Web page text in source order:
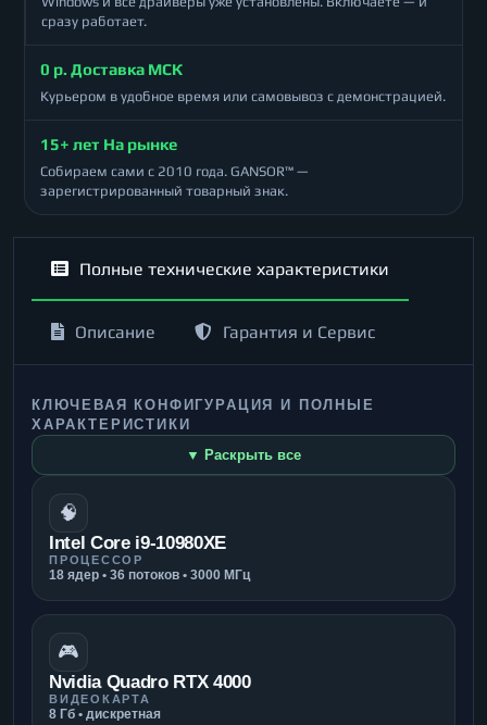
сразу работает.
0 р. Доставка МСК
Курьером в удобное время или самовывоз с демонстрацией.
15+ лет На рынке
Собираем сами с 2010 года. GANSOR™ —
зарегистрированный товарный знак.
Полные технические характеристики
Описание Гарантия и Сервис
КЛЮЧЕВАЯ КОНФИГУРАЦИЯ И ПОЛНЫЕ
ХАРАКТЕРИСТИКИ
▼ Раскрыть все
🧠
Intel Core i9-10980XE
ПРОЦЕССОР
18 ядер • 36 потоков • 3000 МГц
🎮
Nvidia Quadro RTX 4000
ВИДЕОКАРТА
8 Гб • дискретная